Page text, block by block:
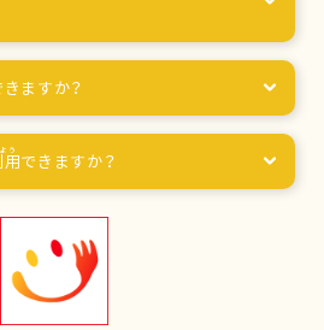
きますか？
できますか？